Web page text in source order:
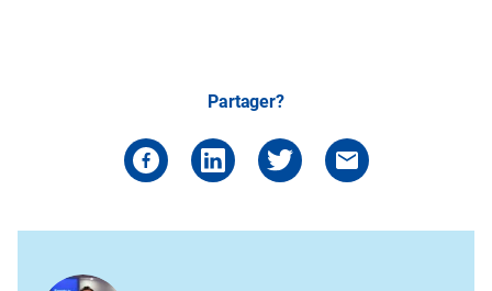
Partager?